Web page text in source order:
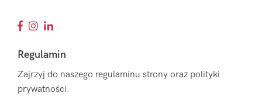
Regulamin
Zajrzyj do naszego regulaminu strony oraz polityki
prywatności.